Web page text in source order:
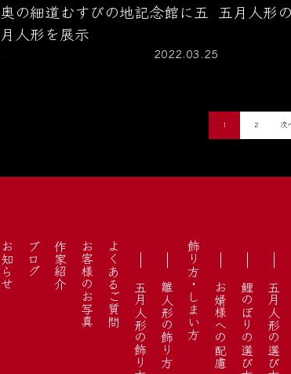
奥の細道むすびの地記念館に五
月人形を展示
2022.03.25
五月人形
1 2 次
五月人形の選び方
鯉のぼりの選び方
お婿様への配慮
飾り方・しまい方
よくあるご質問
お客様のお写真
作家紹介
ブログ
お知らせ